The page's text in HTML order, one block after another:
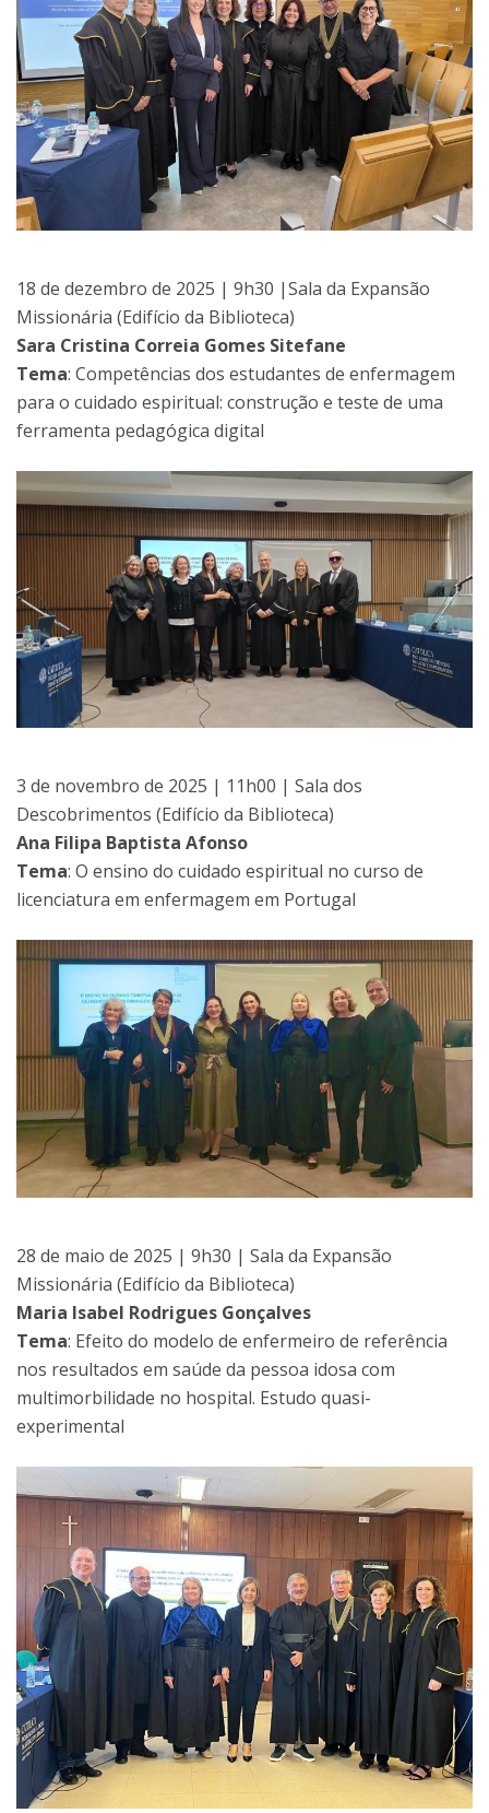
18 de dezembro de 2025 | 9h30 |Sala da Expansão
Missionária (Edifício da Biblioteca)
Sara Cristina Correia Gomes Sitefane
Tema: Competências dos estudantes de enfermagem
para o cuidado espiritual: construção e teste de uma
ferramenta pedagógica digital
3 de novembro de 2025 | 11h00 | Sala dos
Descobrimentos (Edifício da Biblioteca)
Ana Filipa Baptista Afonso
Tema: O ensino do cuidado espiritual no curso de
licenciatura em enfermagem em Portugal
28 de maio de 2025 | 9h30 | Sala da Expansão
Missionária (Edifício da Biblioteca)
Maria Isabel Rodrigues Gonçalves
Tema: Efeito do modelo de enfermeiro de referência
nos resultados em saúde da pessoa idosa com
multimorbilidade no hospital. Estudo quasi-
experimental